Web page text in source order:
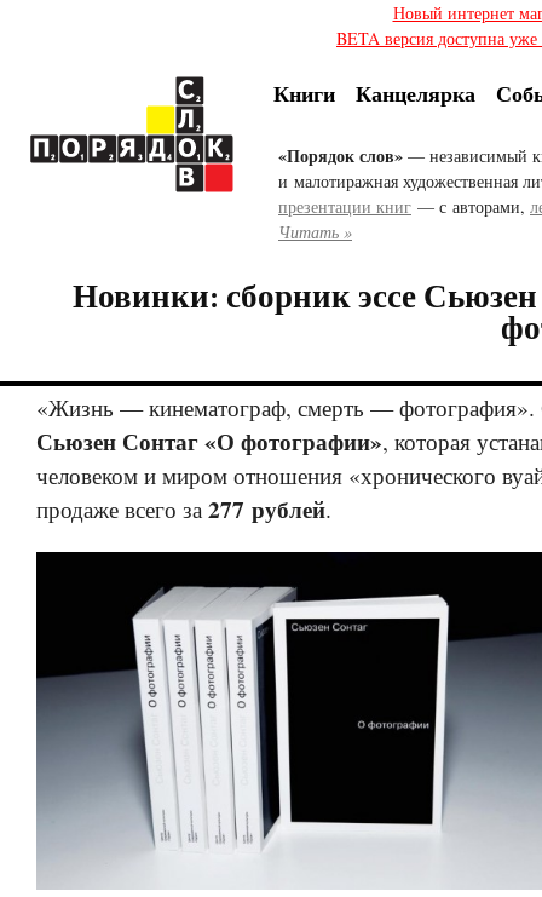
Новый интернет
BETA версия доступна
Книги Канцелярка
«Порядок слов» — независимый
и малотиражная художественная
презентации книг — с авторами,
Читать »
Новинки: сборник эссе
«Жизнь — кинематограф, смерть — фотография».
Сьюзен Сонтаг «О фотографии», которая
человеком и миром отношения «хронического
продаже всего за 277 рублей.